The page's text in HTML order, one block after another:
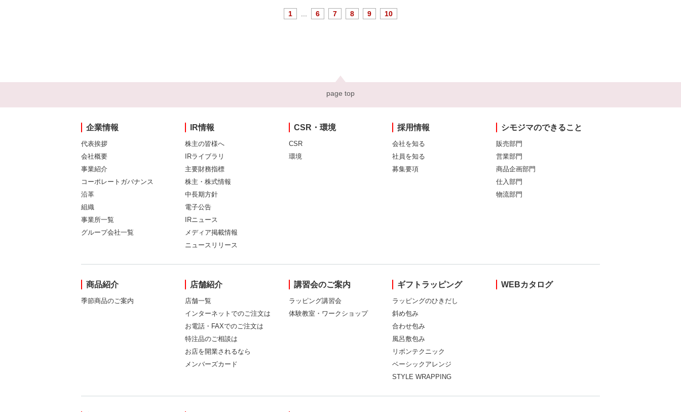
1 6 7 8 9 10
page top
企業情報
代表挨拶
会社概要
事業紹介
コーポレートガバナンス
沿革
組織
事業所一覧
グループ会社一覧
IR情報
株主の皆様へ
IRライブラリ
主要財務指標
株主・株式情報
中長期方針
電子公告
IRニュース
メディア掲載情報
ニュースリリース
CSR・環境
CSR
環境
採用情報
会社を知る
社員を知る
募集要項
シモジマのできること
販売部門
営業部門
商品企画部門
仕入部門
物流部門
商品紹介
季節商品のご案内
店舗紹介
店舗一覧
インターネットでのご注文は
お電話・FAXでのご注文は
特注品のご相談は
お店を開業されるなら
メンバーズカード
講習会のご案内
ラッピング講習会
体験教室・ワークショップ
ギフトラッピング
ラッピングのひきだし
斜め包み
合わせ包み
風呂敷包み
リボンテクニック
ベーシックアレンジ
STYLE WRAPPING
WEBカタログ